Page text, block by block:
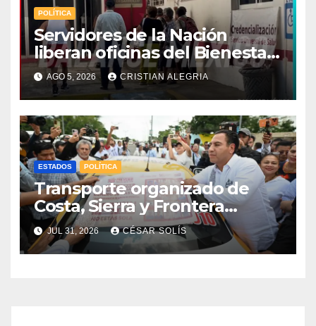
POLÍTICA
Servidores de la Nación
liberan oficinas del Bienestar
en Tapachula; Cielo
Nucamendi asume
delegación regional
AGO 5, 2026 CRISTIAN ALEGRIA
ESTADOS POLÍTICA
Transporte organizado de
Costa, Sierra y Frontera
asume compromiso estatal
de la estrategia de respeto a
la mujer
JUL 31, 2026 CÉSAR SOLÍS